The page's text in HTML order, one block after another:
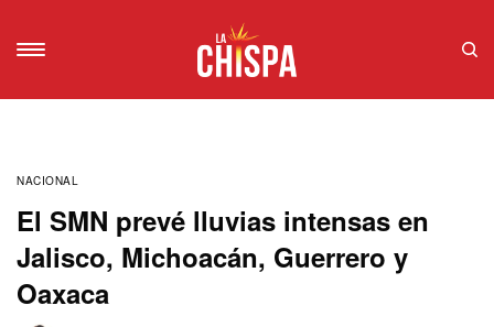
NACIONAL
El SMN prevé lluvias intensas en
Jalisco, Michoacán, Guerrero y
Oaxaca